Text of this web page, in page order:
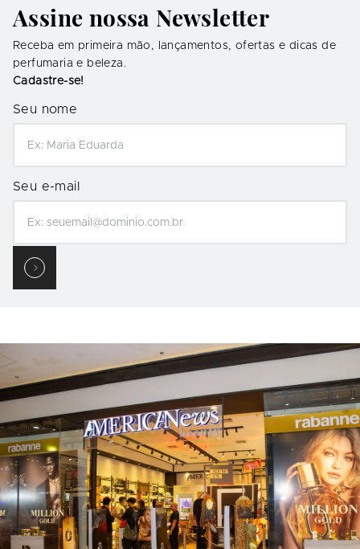
Assine nossa Newsletter
Receba em primeira mão, lançamentos, ofertas e dicas de
perfumaria e beleza.
Cadastre-se!
Seu nome
Seu e-mail